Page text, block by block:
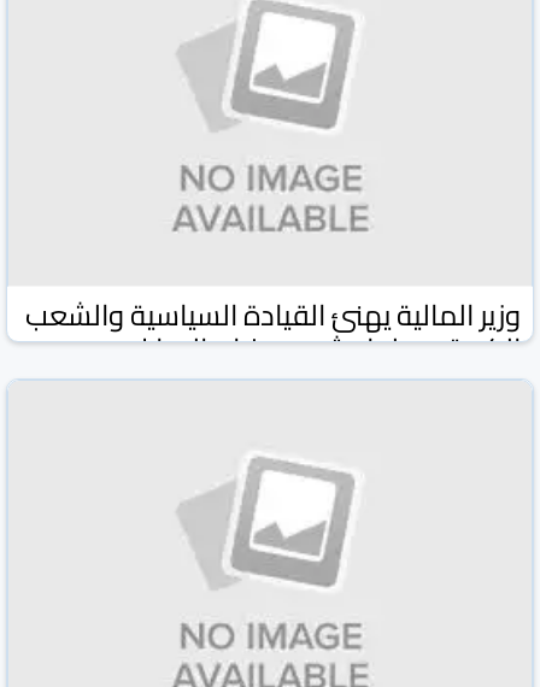
وزير المالية يهنئ القيادة السياسية والشعب
الكويتي بحلول شهر رمضان المبارك
وكالة كونا الكويتية وكالات ومواقع 17 شباط/فبراير 2026